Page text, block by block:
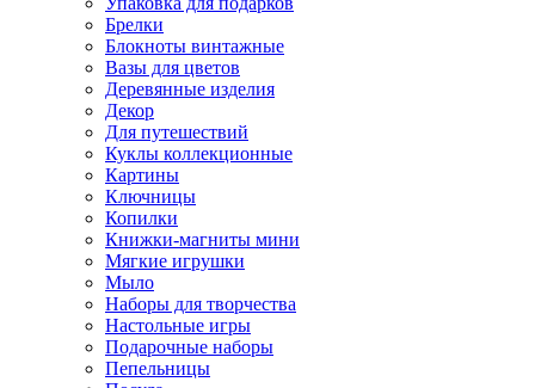
Брелки
Блокноты винтажные
Вазы для цветов
Деревянные изделия
Декор
Для путешествий
Куклы коллекционные
Картины
Ключницы
Копилки
Книжки-магниты мини
Мягкие игрушки
Мыло
Наборы для творчества
Настольные игры
Подарочные наборы
Пепельницы